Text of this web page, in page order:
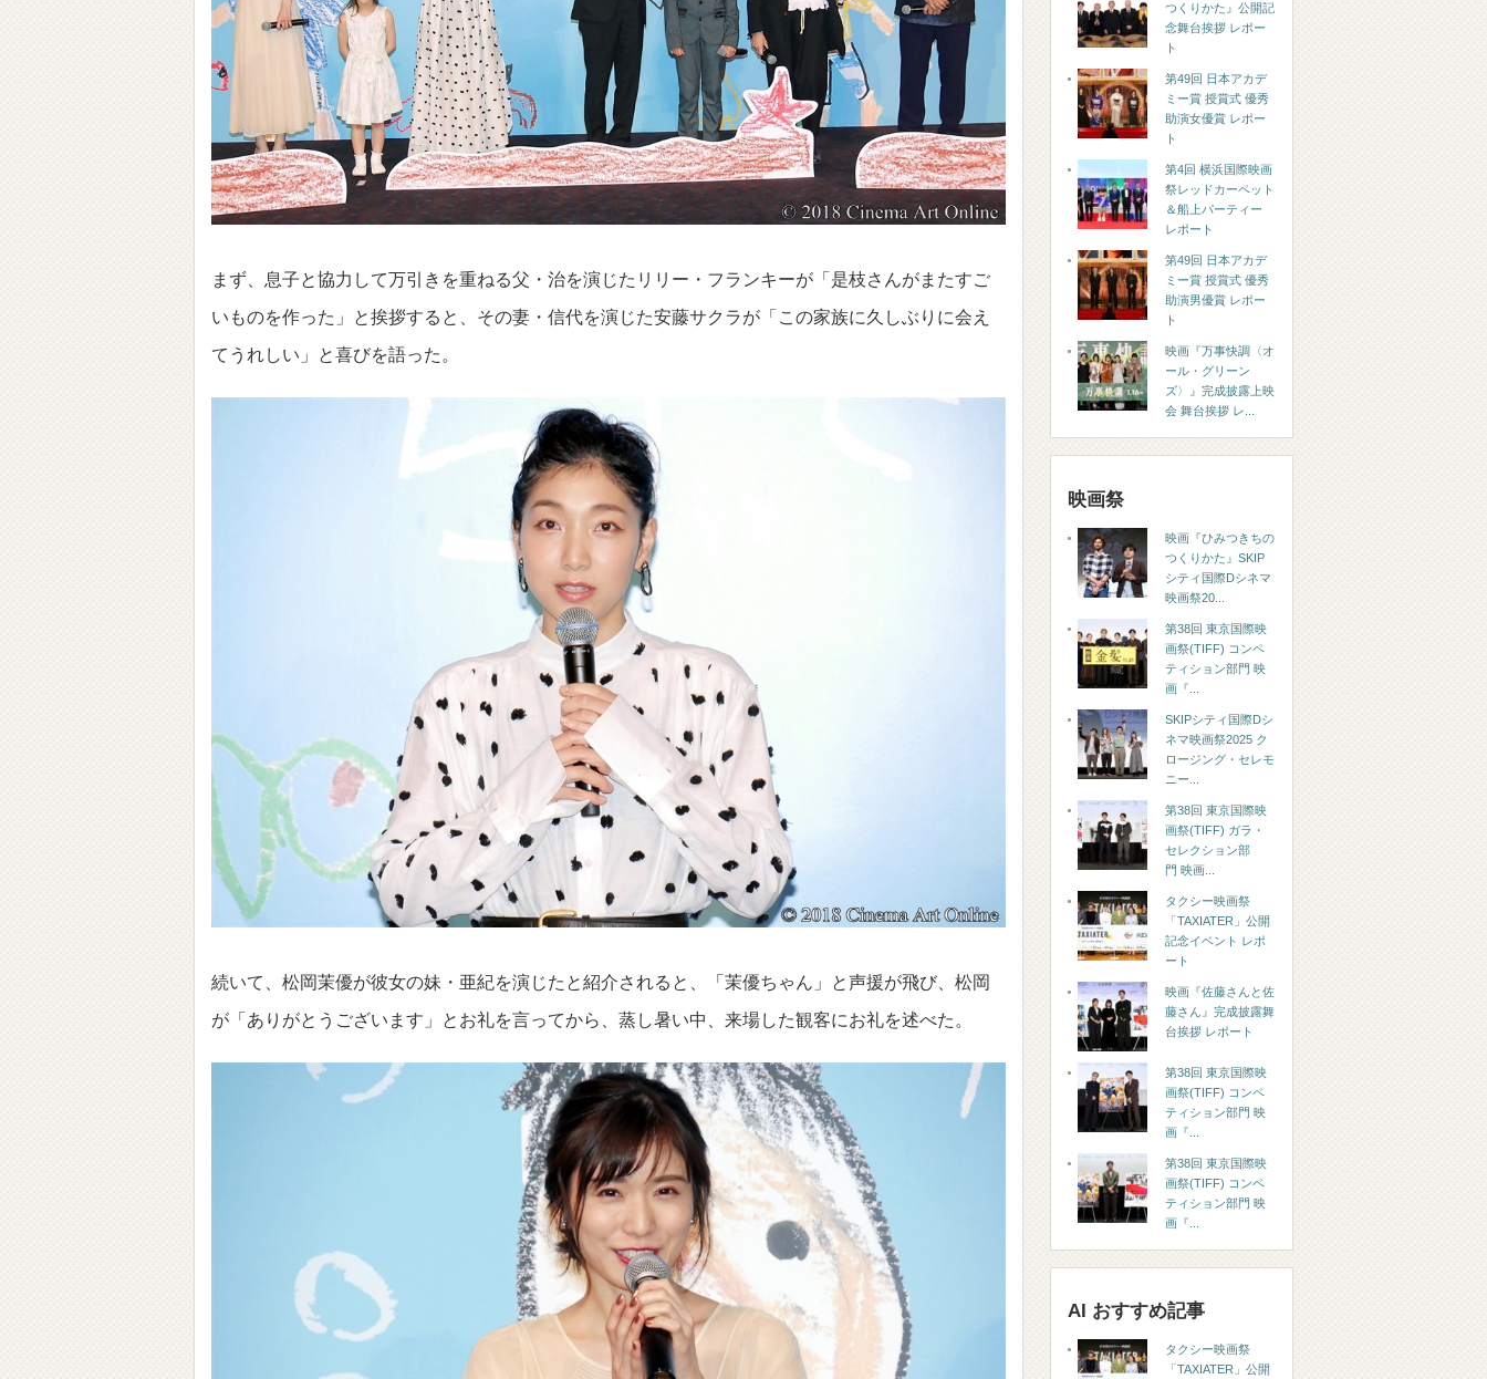
まず、息子と協力して万引きを重ねる父・治を演じたリリー・フランキーが「是枝さんがまたすご
いものを作った」と挨拶すると、その妻・信代を演じた安藤サクラが「この家族に久しぶりに会え
てうれしい」と喜びを語った。
続いて、松岡茉優が彼女の妹・亜紀を演じたと紹介されると、「茉優ちゃん」と声援が飛び、松岡
が「ありがとうございます」とお礼を言ってから、蒸し暑い中、来場した観客にお礼を述べた。
つくりかた』公開記
念舞台挨拶 レポー
ト
第49回 日本アカデ
ミー賞 授賞式 優秀
助演女優賞 レポー
ト
第4回 横浜国際映画
祭レッドカーペット
＆船上パーティー
レポート
第49回 日本アカデ
ミー賞 授賞式 優秀
助演男優賞 レポー
ト
映画『万事快調〈オ
ール・グリーン
ズ〉』完成披露上映
会 舞台挨拶 レ...
映画祭
映画『ひみつきちの
つくりかた』SKIP
シティ国際Dシネマ
映画祭20...
第38回 東京国際映
画祭(TIFF) コンペ
ティション部門 映
画『...
SKIPシティ国際Dシ
ネマ映画祭2025 ク
ロージング・セレモ
ニー...
第38回 東京国際映
画祭(TIFF) ガラ・
セレクション部
門 映画...
タクシー映画祭
「TAXIATER」公開
記念イベント レポ
ート
映画『佐藤さんと佐
藤さん』完成披露舞
台挨拶 レポート
第38回 東京国際映
画祭(TIFF) コンペ
ティション部門 映
画『...
第38回 東京国際映
画祭(TIFF) コンペ
ティション部門 映
画『...
AI おすすめ記事
タクシー映画祭
「TAXIATER」公開